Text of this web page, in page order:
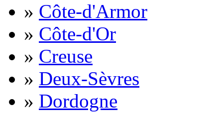
» Côte-d'Armor
» Côte-d'Or
» Creuse
» Deux-Sèvres
» Dordogne